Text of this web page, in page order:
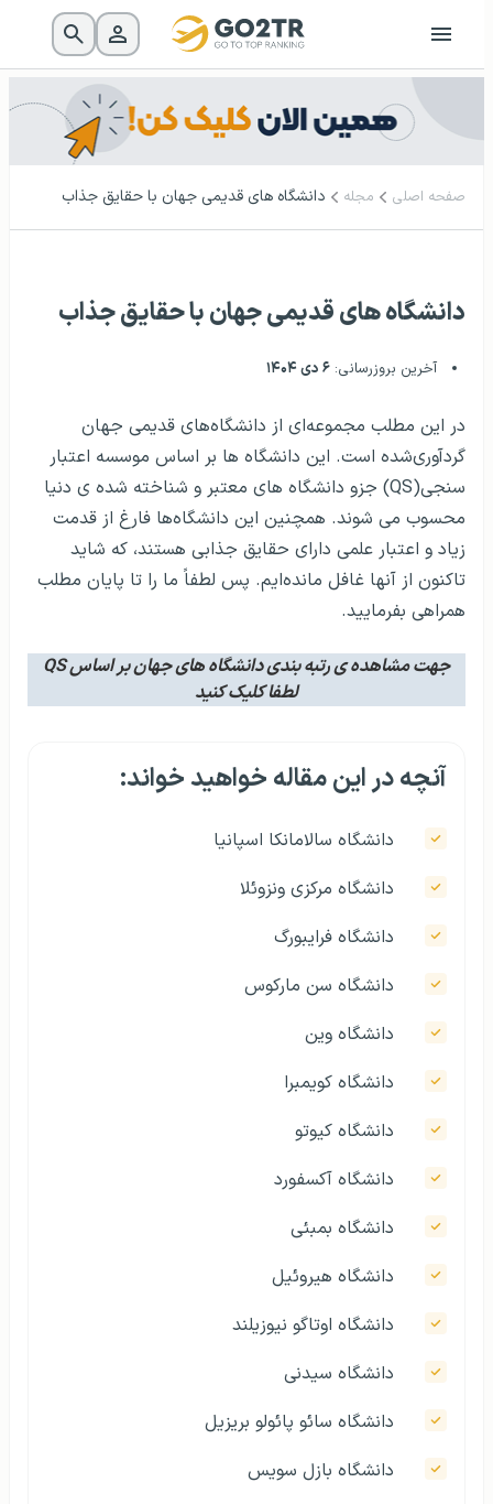
صفحه اصلی مجله دانشگاه های قدیمی جهان با حقایق جذاب
دانشگاه های قدیمی جهان با حقایق جذاب
آخرین بروزرسانی: ۶ دی ۱۴۰۴
در این مطلب مجموعه‌ای از دانشگاه‌های قدیمی جهان
گردآوری‌شده است. این دانشگاه ها بر اساس موسسه اعتبار
سنجی(QS) جزو دانشگاه های معتبر و شناخته شده ی دنیا
محسوب می شوند. همچنین این دانشگاه‌ها فارغ از قدمت
زیاد و اعتبار علمی دارای حقایق جذابی هستند، که شاید
تاکنون از آنها غافل مانده‌ایم. پس لطفاً ما را تا پایان مطلب
همراهی بفرمایید.
جهت مشاهده ی رتبه بندی دانشگاه های جهان بر اساس QS
لطفا کلیک کنید
آنچه در این مقاله خواهید خواند:
دانشگاه سالامانکا اسپانیا
دانشگاه مرکزی ونزوئلا
دانشگاه فرایبورگ
دانشگاه سن مارکوس
دانشگاه وین
دانشگاه کویمبرا
دانشگاه کیوتو
دانشگاه آکسفورد
دانشگاه بمبئی
دانشگاه هیروئیل
دانشگاه اوتاگو نیوزیلند
دانشگاه سیدنی
دانشگاه سائو پائولو بریزیل
دانشگاه بازل سویس